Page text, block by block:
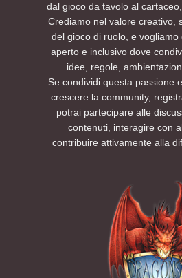
dal gioco da tavolo al
Crediamo nel valore creativo,
del gioco di ruolo, e
aperto e inclusivo dove
idee, regole,
Se condividi questa passione
crescere la community,
potrai partecipare alle
contenuti, interagire con
contribuire attivamente alla